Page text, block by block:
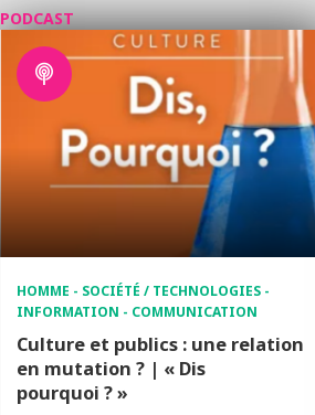
PODCAST
HOMME - SOCIÉTÉ / TECHNOLOGIES -
INFORMATION - COMMUNICATION
Culture et publics : une relation
en mutation ? | « Dis
pourquoi ? »